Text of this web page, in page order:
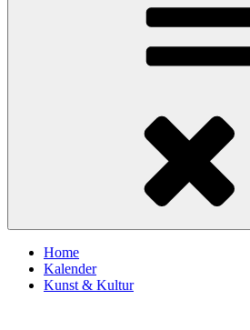
Home
Kalender
Kunst & Kultur